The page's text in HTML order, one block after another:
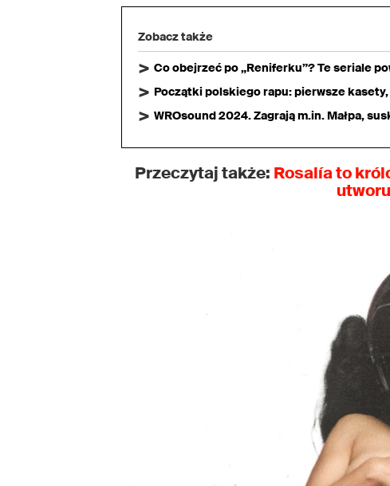
Zobacz także
Co obejrzeć po „Reniferku”? Te seriale
Początki polskiego rapu: pierwsze
WROsound 2024. Zagrają m.in. Małpa,
Przeczytaj także: Rosalía to